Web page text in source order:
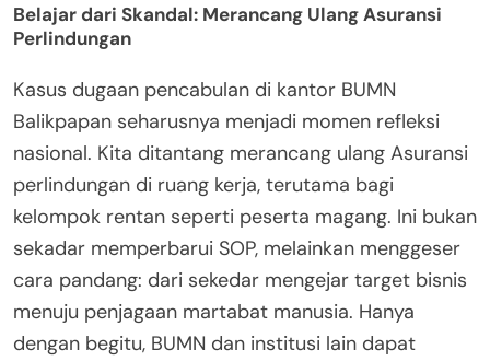
Belajar dari Skandal: Merancang Ulang Asuransi
Perlindungan
Kasus dugaan pencabulan di kantor BUMN
Balikpapan seharusnya menjadi momen refleksi
nasional. Kita ditantang merancang ulang Asuransi
perlindungan di ruang kerja, terutama bagi
kelompok rentan seperti peserta magang. Ini bukan
sekadar memperbarui SOP, melainkan menggeser
cara pandang: dari sekedar mengejar target bisnis
menuju penjagaan martabat manusia. Hanya
dengan begitu, BUMN dan institusi lain dapat